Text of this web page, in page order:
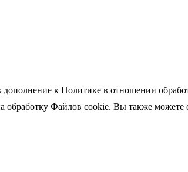
к Политике в отношении
Файлов cookie. Вы также можете